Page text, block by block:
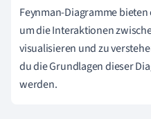
Feynman-Diagramme
um die Interaktionen
visualisieren und zu
du die Grundlagen dieser
werden.